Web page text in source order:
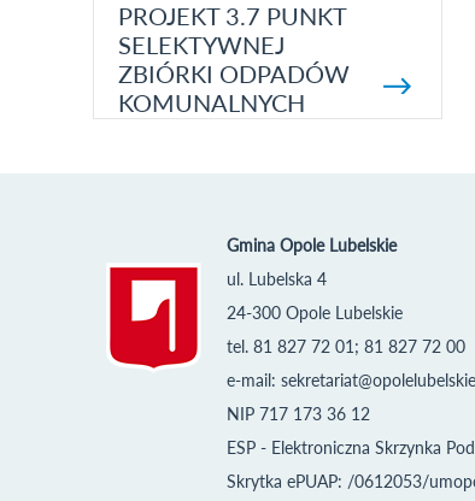
PROJEKT 3.7 PUNKT
SELEKTYWNEJ
ZBIÓRKI ODPADÓW
KOMUNALNYCH
Gmina Opole Lubelskie
ul. Lubelska 4
24-300 Opole Lubelskie
tel. 81 827 72 01; 81 827 72 00
e-mail:
NIP 717 173 36 12
ESP - Elektroniczna Skrzynka
Skrytka ePUAP: /0612053/